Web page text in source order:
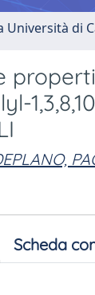
Università di
Scheda